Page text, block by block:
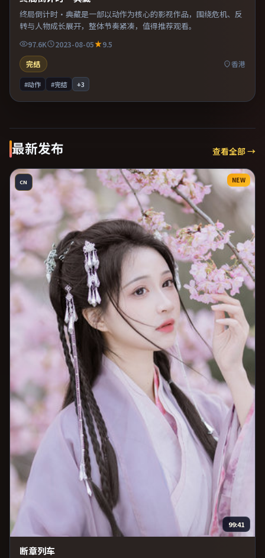
终局倒计时·典藏是一部以动作为核心的影视作品，围绕危机、反
转与人物成长展开，整体节奏紧凑，值得推荐观看。
97.6K 2023-08-05
9.5
完结
香港
#动作 #完结 +3
最新发布 查看全部 →
CN NEW
99:41
断章列车